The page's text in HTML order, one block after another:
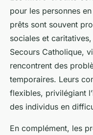
pour les personnes
prêts sont souvent
sociales et
Secours Catholique,
rencontrent des
temporaires. Leurs
flexibles, privilégiant
des individus en
En complément, les